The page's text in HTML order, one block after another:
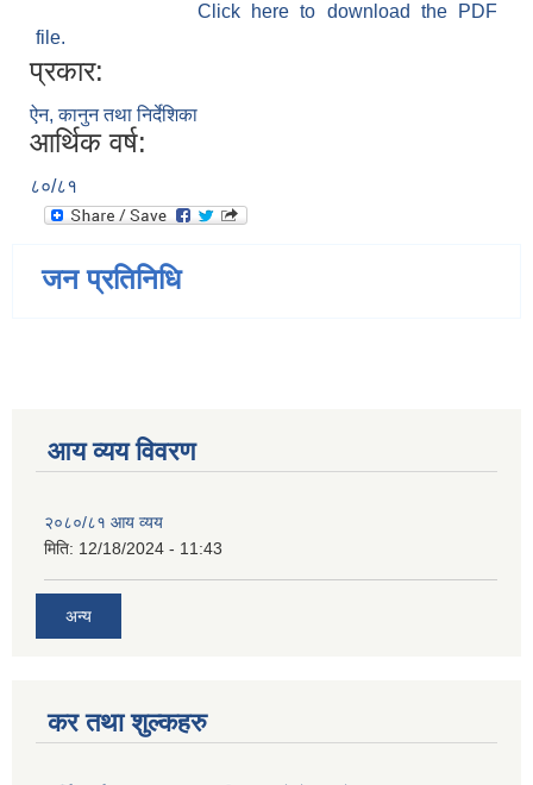
Click here to download the PDF
file.
प्रकार:
ऐन, कानुन तथा निर्देशिका
आर्थिक वर्ष:
८०/८१
जन प्रतिनिधि
आय व्यय विवरण
२०८०/८१ आय व्यय
मिति: 12/18/2024 - 11:43
अन्य
कर तथा शुल्कहरु